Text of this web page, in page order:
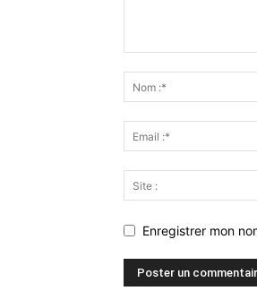
Enregistrer mon